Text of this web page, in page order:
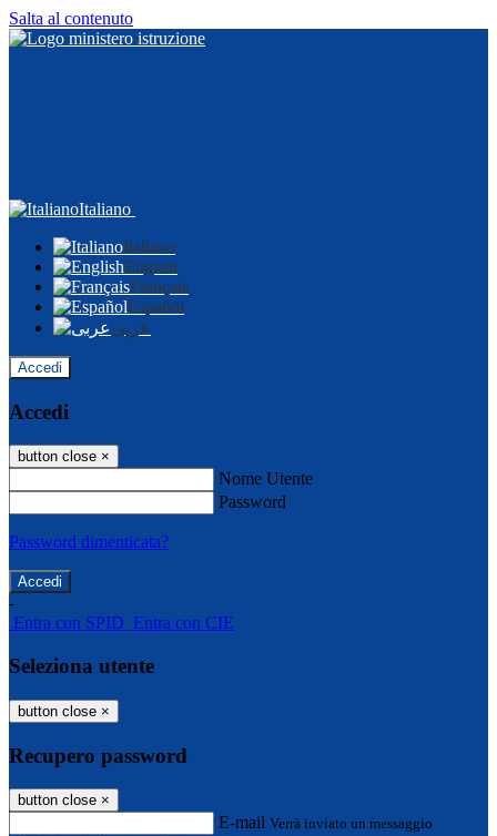
Salta al contenuto
Italiano
Italiano
English
Français
Español
عربى
Accedi
Accedi
button close ×
Nome Utente
Password
Password dimenticata?
-
Entra con SPID Entra con CIE
Seleziona utente
button close ×
Recupero password
button close ×
E-mail Verrà inviato un messaggio